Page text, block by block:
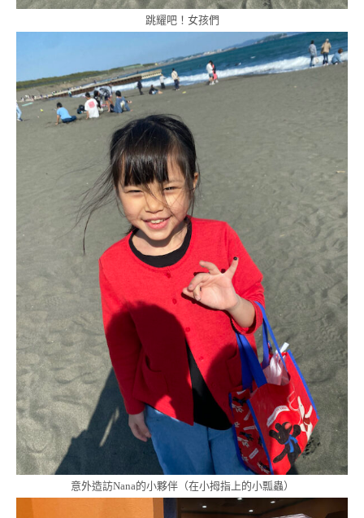
跳耀吧！女孩們
意外造訪Nana的小夥伴（在小拇指上的小瓢蟲）